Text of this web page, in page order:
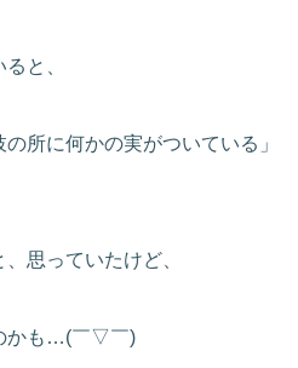
と、
所に何かの実がついている」
思っていたけど、
かも…(￣▽￣)